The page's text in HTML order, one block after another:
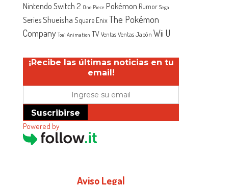
Nintendo Switch 2 One Piece Pokémon Rumor Sega
SeriesShueisha Square EnixThe Pokémon
Company Toei Animation TV Ventas Ventas Japón Wii U
¡Recibe las últimas noticias en tu
email!
Suscribirse
Powered by
Aviso Legal